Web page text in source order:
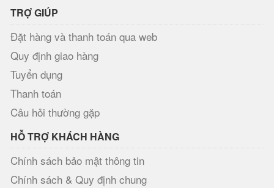
TRỢ GIÚP
Đặt hàng và thanh toán qua web
Quy định giao hàng
Tuyển dụng
Thanh toán
Câu hỏi thường gặp
HỖ TRỢ KHÁCH HÀNG
Chính sách bảo mật thông tin
Chính sách & Quy định chung